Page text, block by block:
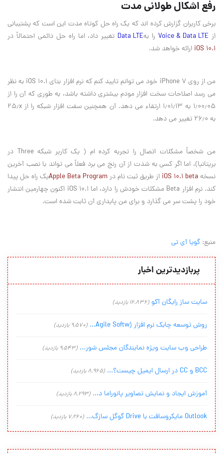
رفع اشکال طولانی مدت
برخی کاربران گزارش کرده اند که یک راه حل کوتاه مدت این است که پشتیبانی
از Voice & Data LTEرا بهData LTE تغییر داد، اما راه حل دائمی احتمالاً در
iOS 10.1 ارائه خواهد شد.
من از روی iPhone 7 خود می توانم تایید کنم که نرم افزار بتای iOS 10.1 به نظر
می رسد اصلاحات سخت افزار مودم بیشتری داشته باشد، به طوری که آن را از
۱٫۰۰٫۰۵ به ۱٫۰۱٫۱۳ ارتقاء می دهد. آن همچنین سفت افزار شبکه را از ۲۵٫x
به ۲۶٫۰ تغییر می دهد.
من شخصاً مشکلات اتصال را تجربه کرده ام ( یک کاربر شبکه Three در
بریتانیا)، اما اگر کسی به شدت از آن رنج می برد فعلاً می تواند با نصب آخرین
نسخهiOS 10.1 beta از طریق ثبت نام درApple Beta Programیک راه حل پیدا
کند. نرم افزار Beta مشکلات خودش را دارد، اما iOS 10.1 اکنون چهارمین انتشار
خود را پشت سر می گذارد و برای من پایداری آن ثابت شده است.
منبع: گویا آی تی
پربازدیدترین اخبار
سایت ساز رایگان آکو (16,836 بازدید)
روش توسعه چابک نرم افزار (Agile Softw... (9,570 بازدید)
طراحی وب سایت ویژه نمایندگان مجلس شور... (9,543 بازدید)
BCC و CC در ارسال ایمیل چیست؟... (8,965 بازدید)
آموزش ایجاد و نمایش تصاویر پانوراما د... (8,293 بازدید)
Outlook مایکروسافت با Drive گوگل سازگ... (7,260 بازدید)